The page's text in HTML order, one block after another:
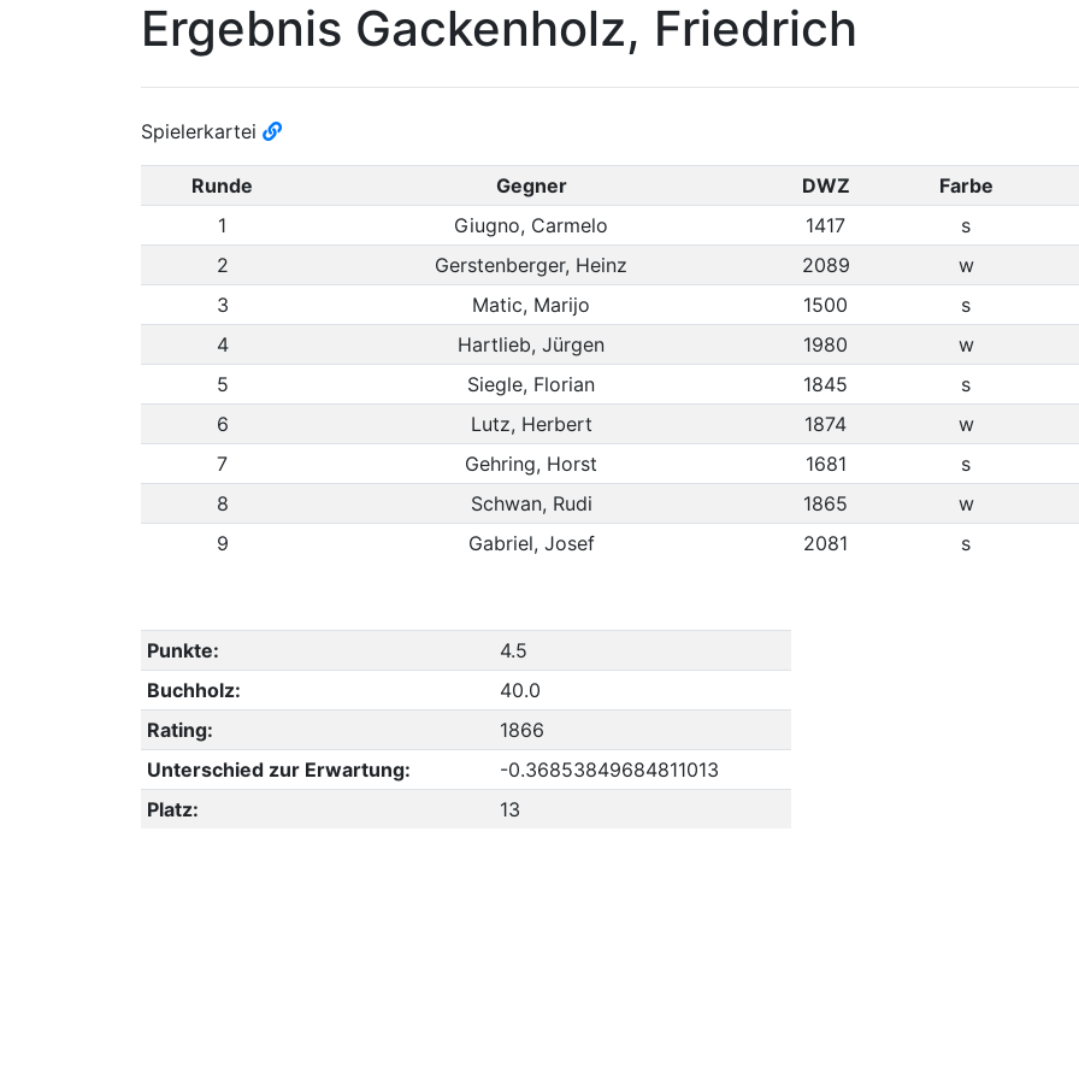
Ergebnis Gackenholz, Friedrich
Spielerkartei
Runde Gegner DWZ Farbe
1
Giugno, Carmelo 1417 s
2
Gerstenberger, Heinz 2089 w
3
Matic, Marijo 1500 s
4
Hartlieb, Jürgen 1980 w
5
Siegle, Florian 1845 s
6
Lutz, Herbert 1874 w
7
Gehring, Horst 1681 s
8
Schwan, Rudi 1865 w
9
Gabriel, Josef 2081 s
Punkte:
4.5
Buchholz:
40.0
Rating:
1866
Unterschied zur Erwartung:
-0.36853849684811013
Platz:
13